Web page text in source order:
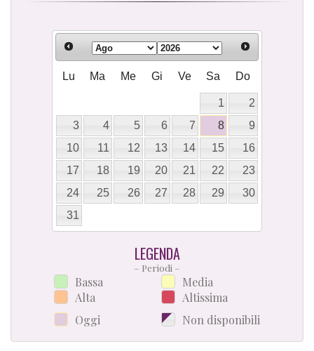
Lu Ma Me Gi Ve Sa Do
1
2
3
4 5 6 7 8
9
10
11 12 13 14 15
16
17
18 19 20 21 22
23
24
25 26 27 28 29
30
31
LEGENDA
– Periodi –
Bassa
Alta
Oggi
Media
Altissima
Non disponibili